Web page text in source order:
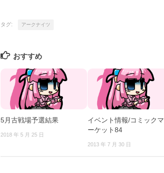
タグ: アークナイツ
おすすめ
5月古戦場予選結果
2018 年 5 月 25 日
イベント情報/コミックマ
ーケット84
2013 年 7 月 30 日